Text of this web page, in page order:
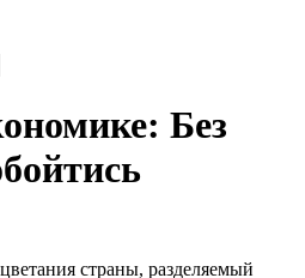
Без
страны, разделяемый